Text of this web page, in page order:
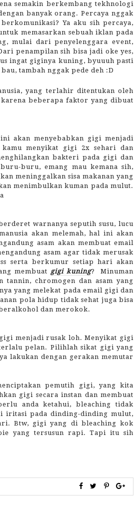
semakin berkembang tekhnologi
banyak orang. Percaya nggak
Ya aku sih percaya,
memasarkan sebuah iklan pada
mulai dari penyelenggara event,
penampilan sih bisa jadi oke yes,
ingat giginya kuning, byuuuh pasti
tambah nggak pede deh :D
yang terlahir ditentukan oleh
beberapa faktor yang dibuat
akan menyebabkan gigi menjadi
menyikat gigi 2x sehari dan
bakteri pada gigi dan
buru, emang mau kemana sih,
meninggalkan sisa makanan yang
menimbulkan kuman pada mulut.
warnanya seputih susu, lucu
akan melemah, hal ini akan
asam akan membuat email
asam agar tidak merusak
serta berkumur setiap hari akan
membuat gigi kuning?
Minuman
chromogen dan asam yang
yang melekat pada email gigi dan
pola hidup tidak sehat juga bisa
dan merokok.
menjadi rusak loh. Menyikat gigi
pelan. Pilihlah sikat gigi yang
lakukan dengan gerakan memutar
pemutih gigi, yang kita
gigi secara instan dan membuat
anda ketahui, bleaching tidak
iritasi pada dinding-dinding mulut,
Btw, gigi yang di bleaching kok
yang tersusun rapi. Tapi itu sih